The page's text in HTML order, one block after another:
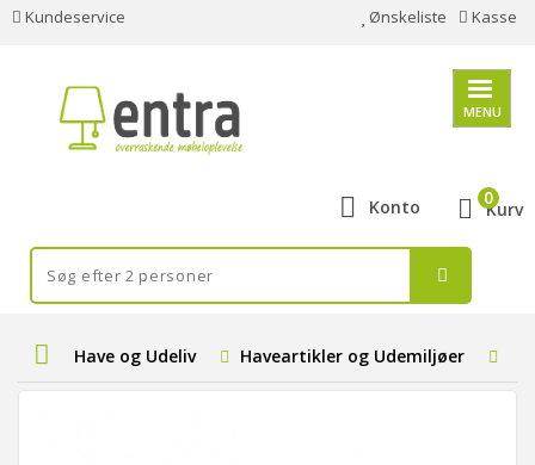
Kundeservice Ønskeliste Kasse
MENU
Konto Kurv
0
Have og Udeliv Haveartikler og Udemiljøer